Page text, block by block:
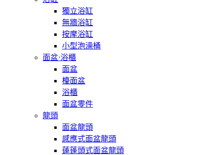
獨立浴缸
無牆浴缸
按摩浴缸
小型泡澡桶
面盆⋅浴櫃
面盆
檯面盆
浴櫃
面盆零件
龍頭
面盆龍頭
感應式面盆龍頭
蓮蓬頭式面盆龍頭